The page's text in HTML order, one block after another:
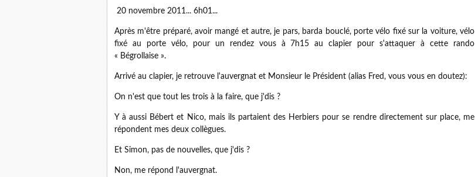
20 novembre 2011... 6h01...
Après m'être préparé, avoir mangé et autre, je pars, barda bouclé, porte vélo fixé sur la voiture, vélo
fixé au porte vélo, pour un rendez vous à 7h15 au clapier pour s'attaquer à cette rando
« Bégrollaise ».
Arrivé au clapier, je retrouve l'auvergnat et Monsieur le Président (alias Fred, vous vous en doutez):
On n'est que tout les trois à la faire, que j'dis ?
Y à aussi Bébert et Nico, mais ils partaient des Herbiers pour se rendre directement sur place, me
répondent mes deux collègues.
Et Simon, pas de nouvelles, que j'dis ?
Non, me répond l'auvergnat.